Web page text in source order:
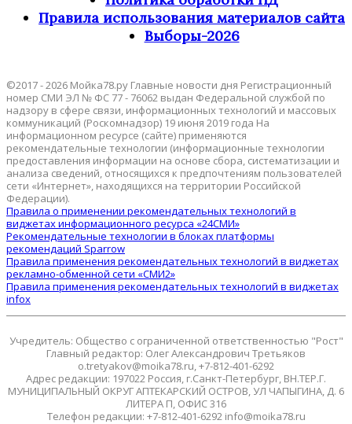
Правила использования материалов сайта
Выборы-2026
©2017 - 2026 Мойка78.ру Главные новости дня Регистрационный
номер СМИ ЭЛ № ФС 77 - 76062 выдан Федеральной службой по
надзору в сфере связи, информационных технологий и массовых
коммуникаций (Роскомнадзор) 19 июня 2019 года На
информационном ресурсе (сайте) применяются
рекомендательные технологии (информационные технологии
предоставления информации на основе сбора, систематизации и
анализа сведений, относящихся к предпочтениям пользователей
сети «Интернет», находящихся на территории Российской
Федерации).
Правила о применении рекомендательных технологий в
виджетах информационного ресурса «24СМИ»
Рекомендательные технологии в блоках платформы
рекомендаций Sparrow
Правила применения рекомендательных технологий в виджетах
рекламно-обменной сети «СМИ2»
Правила применения рекомендательных технологий в виджетах
infox
Учредитель: Общество с ограниченной ответственностью "Рост"
Главный редактор: Олег Александрович Третьяков
o.tretyakov@moika78.ru, +7-812-401-6292
Адрес редакции: 197022 Россия, г.Санкт-Петербург, ВН.ТЕР.Г.
МУНИЦИПАЛЬНЫЙ ОКРУГ АПТЕКАРСКИЙ ОСТРОВ, УЛ ЧАПЫГИНА, Д. 6
ЛИТЕРА П, ОФИС 316
Телефон редакции: +7-812-401-6292 info@moika78.ru